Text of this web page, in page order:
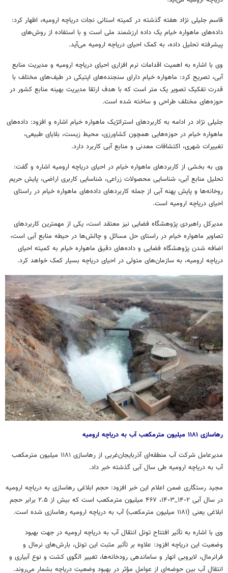
قاسم جلیلی نژاد هفته گذشته در کمیته استانی نجات دریاچه ارومیه، اظهار کرد:
داده‌های ماهواره خیام یک داده ارزشمند ملی است و با استفاده از روش‌های
پیشرفته تحلیل داده، به کمک احیای دریاچه ارومیه می‌آید.
وی با اشاره به اهمیت اقدامات نرم افزاری احیای دریاچه ارومیه و مدیریت منابع
آبی، تصریح کرد: ماهواره خیام دارای سنجنده‌های اپتیکی در طیف‌های مختلف با
قدرت تفکیک تصویر یک متر است که با هدف ارتقا مدیریت بهینه منابع کشور در
حوزه‌های مختلف طراحی و ساخته شده است.
جلیلی نژاد در ادامه به کاربردهای استراتژیک ماهواره خیام اشاره و افزود: داده‌های
ماهواره خیام در حوزه‌هایی همچون کشاورزی، محیط زیست، بلایای طبیعی،
تغییرات شهری، اکتشافات معدنی و منابع آبی کاربرد دارد.
وی به بخشی از کاربردهای ماهواره خیام در احیای دریاچه ارومیه اشاره و گفت:
تحلیل منابع آبی، شناسایی محصولات زراعی، شناسایی کاربری اراضی، پایش حریم
روخانه‌ها و پایش پهنه آبی از جمله کاربردهای داده‌های ماهواره خیام در راستای
احیای دریاچه ارومیه است.
مدیرکل راهبردی پژوهشگاه فضایی نیز معتقد است، یکی از مهمترین کاربردهای
تصاویر ماهواره خیام در راستای حل مسائل و چالش‌ها در حیطه منابع آبی است،
اضافه شدن پژوهشگاه فضایی و داده‌های دقیق ماهواره خیام به کمیته احیای
دریاچه ارومیه، به سازمان‌های متولی در احیای دریاچه بسیار کمک خواهد کرد.
رهاسازی ۱۱۸۱ میلیون مترمکعب آب به دریاچه ارومیه
مدیرعامل شرکت آب منطقه‌ای آذربایجان‌غربی از رهاسازی ۱۱۸۱ میلیون مترمکعب
آب به دریاچه ارومیه طی سال آبی گذشته خبر داد.
مجید رستگاری ضمن اعلام این خبر افزود: حجم ابلاغی رهاسازی به دریاچه ارومیه
در سال آبی ۱۴٠۲_۱۴٠۳، ۴۶۷ میلیون مترمکعب است که بیش از ۲.۵ برابر حجم
ابلاغی یعنی (۱۱۸۱ میلیون مترمکعب) آب به دریاچه ارومیه رهاسازی شده است.
وی با اشاره به تأثیر افتتاح تونل انتقال آب به دریاچه ارومیه در جهت بهبود
وضعیت این دریاچه افزود: علاوه بر تأثیر مثبت این تونل، بارش‌های نرمال و
فرانرمال، لایروبی انهار و ساماندهی رودخانه‌ها، تغییر الگوی کشت و نوع آبیاری و
انتقال آب بین حوضه‌ای از عوامل مؤثر در بهبود وضعیت دریاچه بشمار می‌روند.